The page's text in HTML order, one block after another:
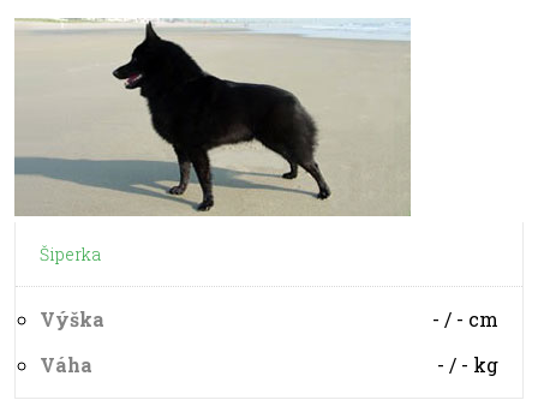
Šiperka
Výška - / - cm
Váha
- / - kg